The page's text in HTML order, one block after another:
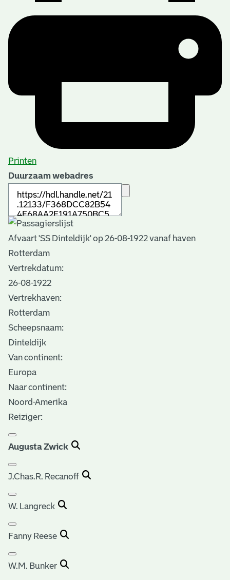
Printen
Duurzaam webadres
Afvaart 'SS Dinteldijk' op 26-08-1922 vanaf haven
Rotterdam
Vertrekdatum:
26-08-1922
Vertrekhaven:
Rotterdam
Scheepsnaam:
Dinteldijk
Van continent:
Europa
Naar continent:
Noord-Amerika
Reiziger:
Augusta Zwick
J.Chas.R. Recanoff
W. Langreck
Fanny Reese
W.M. Bunker